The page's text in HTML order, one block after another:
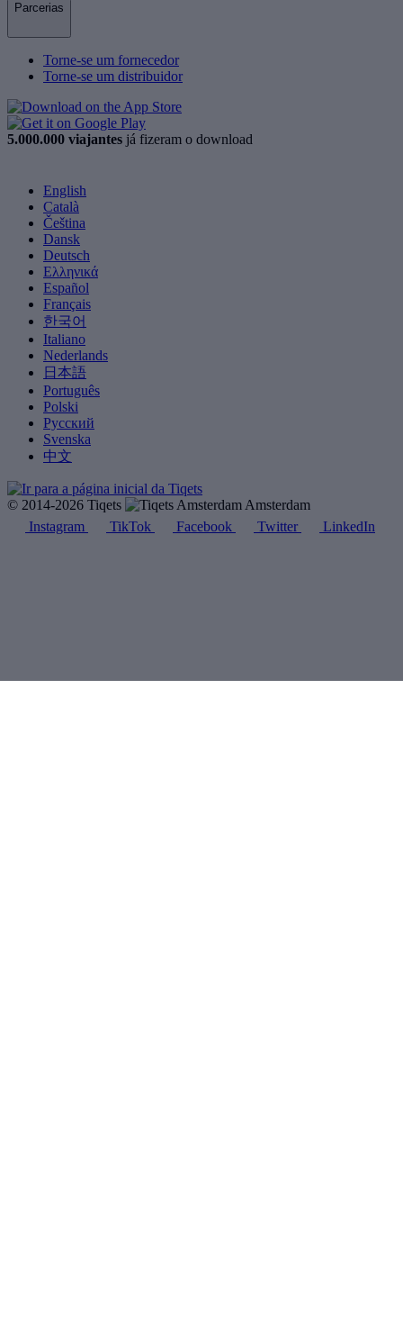
Parcerias
Torne-se um fornecedor
Torne-se um distribuidor
5.000.000 viajantes já fizeram o download
English
Català
Čeština
Dansk
Deutsch
Ελληνικά
Español
Français
한국어
Italiano
Nederlands
日本語
Português
Polski
Русский
Svenska
中文
© 2014-2026 Tiqets
Amsterdam
Instagram
TikTok Facebook Twitter LinkedIn